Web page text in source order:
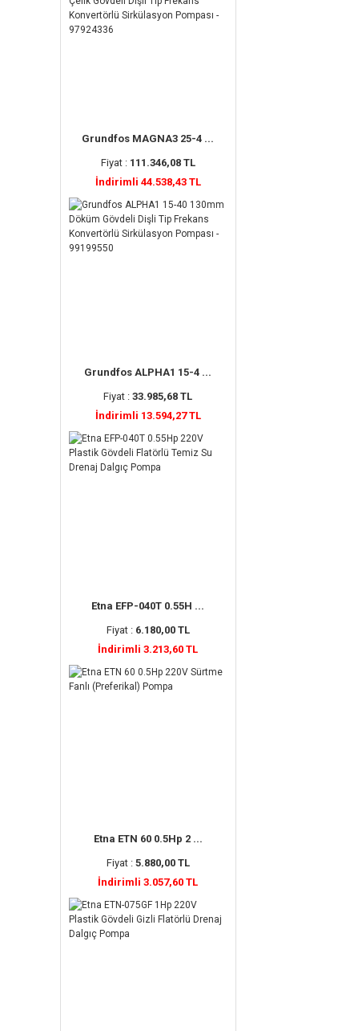
Grundfos MAGNA3 25-4 ...
Fiyat : 111.346,08 TL
İndirimli 44.538,43 TL
Grundfos ALPHA1 15-4 ...
Fiyat :33.985,68 TL
İndirimli 13.594,27 TL
Etna EFP-040T 0.55H ...
Fiyat : 6.180,00 TL
İndirimli 3.213,60 TL
Etna ETN 60 0.5Hp 2 ...
Fiyat : 5.880,00 TL
İndirimli 3.057,60 TL